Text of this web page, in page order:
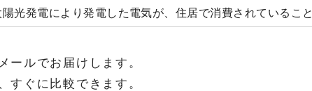
陽光発電により発電した電気が、住居で消費されていること
ールでお届けします。
すぐに比較できます。